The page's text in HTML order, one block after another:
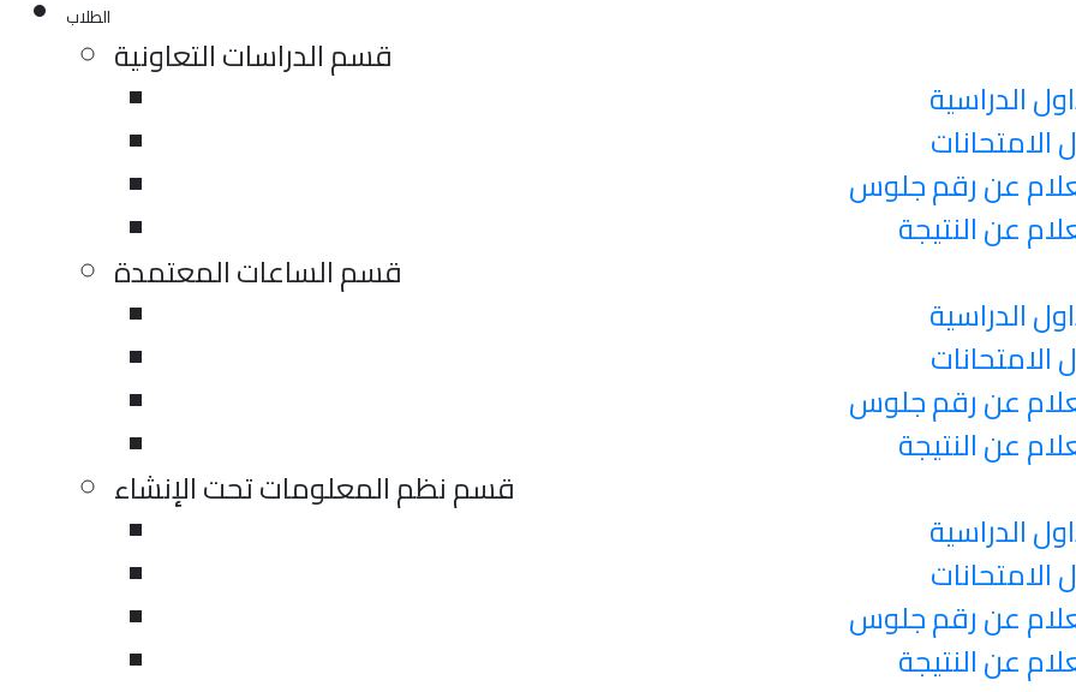
الطلاب
قسم الدراسات التعاونية
الدراسية
الامتحانات
عن رقم جلوس
عن النتيجة
قسم الساعات المعتمدة
الدراسية
الامتحانات
عن رقم جلوس
عن النتيجة
قسم نظم المعلومات تحت الإنشاء
الدراسية
الامتحانات
عن رقم جلوس
عن النتيجة